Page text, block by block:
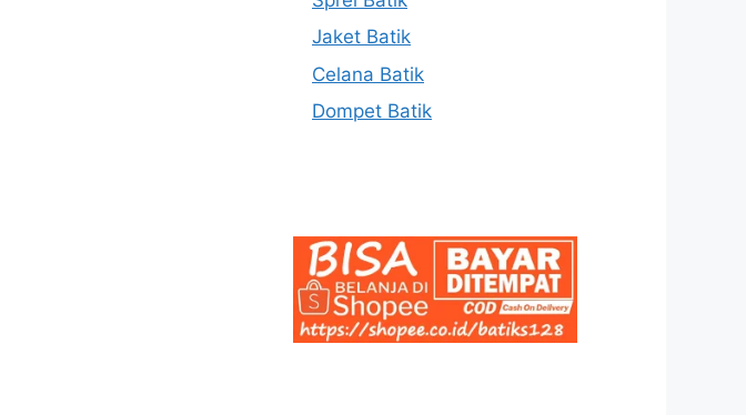
Jaket Batik
Celana Batik
Dompet Batik